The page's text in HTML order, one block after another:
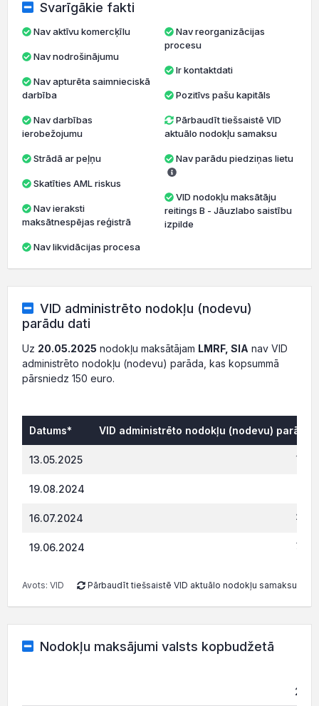
Svarīgākie fakti
Nav aktīvu komercķīlu
Nav nodrošinājumu
darbība
ierobežojumu
Strādā ar peļņu
Skatīties AML riskus
maksātnespējas reģistrā
Nav likvidācijas procesa
Nav reorganizācijas
procesu
Ir kontaktdati
Pozitīvs pašu kapitāls
Pārbaudīt tiešsaistē VID
aktuālo nodokļu samaksu
Nav parādu piedziņas lietu
VID nodokļu maksātāju
reitings B - Jāuzlabo saistību
izpilde
VID administrēto nodokļu (nodevu)
parādu dati
Uz 20.05.2025 nodokļu maksātājam LMRF, SIA nav VID
administrēto nodokļu (nodevu) parāda, kas kopsummā
pārsniedz 150 euro.
Datums* VID administrēto nodokļu (nodevu) parāds,
13.05.2025 1
19.08.2024
16.07.2024
19.06.2024
Avots: VID Pārbaudīt tiešsaistē VID aktuālo nodokļu samaksu
Nodokļu maksājumi valsts kopbudžetā
2025